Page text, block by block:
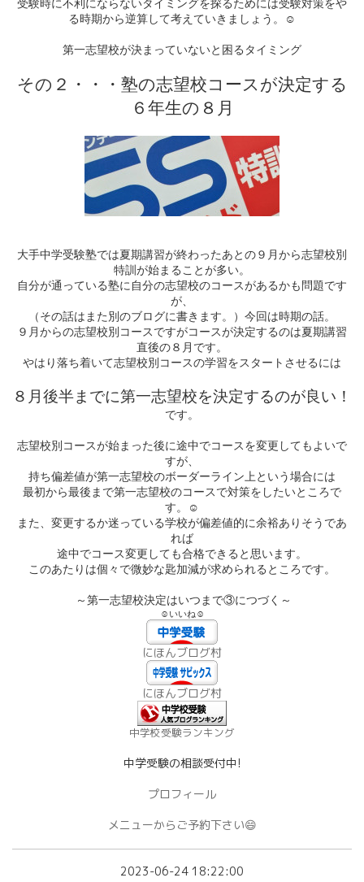
受験時に不利にならないタイミングを探るためには受験対策をや
る時期から逆算して考えていきましょう。
☺
第一志望校が決まっていないと困るタイミング
その２・・・塾の志望校コースが決定する
６年生の ８月
大手中学受験塾では夏期講習が終わったあとの９月から志望校別
特訓が始まることが多い。
自分が通っている塾に自分の志望校のコースがあるかも問題です
が、
（その話はまた別のブログに書きます。）今回は時期の話。
９月からの志望校別コースですがコースが決定するのは夏期講習
直後の８月です。
やはり落ち着いて志望校別コースの学習をスタートさせるには
８月後半までに第一志望校を決定するのが良い！
です。
志望校別コースが始まった後に途中でコースを変更してもよいで
すが、
持ち偏差値が第一志望校のボーダーライン上という場合には
最初から最後まで第一志望校のコースで対策をしたいところで
す。
☺
また、変更するか迷っている学校が偏差値的に余裕ありそうであ
れば
途中でコース変更しても合格できると思います。
このあたりは個々で微妙な匙加減が求められるところです。
～第一志望校決定はいつまで③につづく～
☺いいね☺
にほんブログ村
にほんブログ村
中学校受験ランキング
中学受験の相談受付中!
プロフィール
メニューからご予約下さい😄
2023-06-24 18:22:00